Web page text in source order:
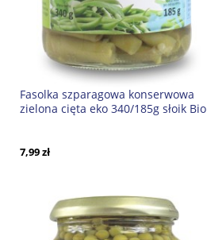
Fasolka szparagowa konserwowa
zielona cięta eko 340/185g słoik Bio
7,99 zł